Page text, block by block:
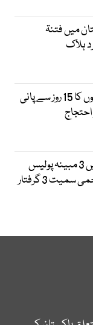
3: بلوچستان میں فتنۃ
کراچی: لائنز ایریا کے مکینوں کا 15 روز سے پانی
کراچی: مختلف علاقوں میں 3 مبینہ پولیس
3 گرفتار